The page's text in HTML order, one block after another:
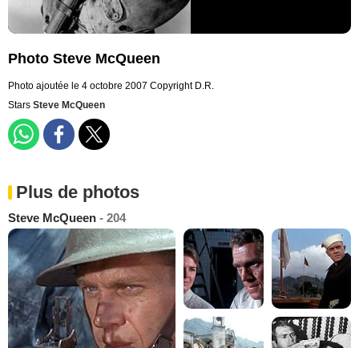
Photo Steve McQueen
Photo ajoutée le 4 octobre 2007 Copyright D.R.
Stars Steve McQueen
Plus de photos
Steve McQueen - 204